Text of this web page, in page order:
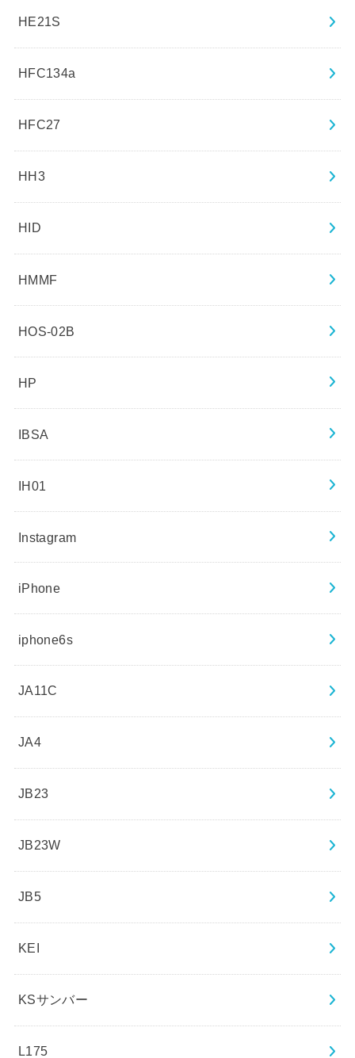
HE21S
HFC134a
HFC27
HH3
HID
HMMF
HOS-02B
HP
IBSA
IH01
Instagram
iPhone
iphone6s
JA11C
JA4
JB23
JB23W
JB5
KEI
KSサンバー
L175